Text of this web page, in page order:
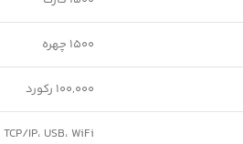
1500 چهره
100,000 رکورد
TCP/IP، USB، WiFi